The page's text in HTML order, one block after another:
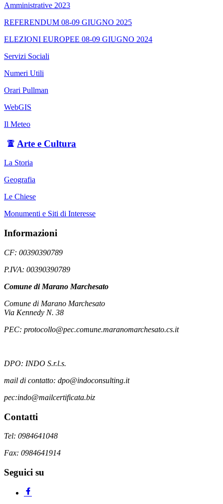
Amministrative 2023
REFERENDUM 08-09 GIUGNO 2025
ELEZIONI EUROPEE 08-09 GIUGNO 2024
Servizi Sociali
Numeri Utili
Orari Pullman
WebGIS
Il Meteo
Arte e Cultura
La Storia
Geografia
Le Chiese
Monumenti e Siti di Interesse
Informazioni
CF: 00390390789
P.IVA: 00390390789
Comune di Marano Marchesato
Comune di Marano Marchesato
Via Kennedy N. 38
PEC: protocollo@pec.comune.maranomarchesato.cs.it
DPO: INDO S.r.l.s.
mail di contatto: dpo@indoconsulting.it
pec:indo@mailcertificata.biz
Contatti
Tel: 0984641048
Fax: 0984641914
Seguici su